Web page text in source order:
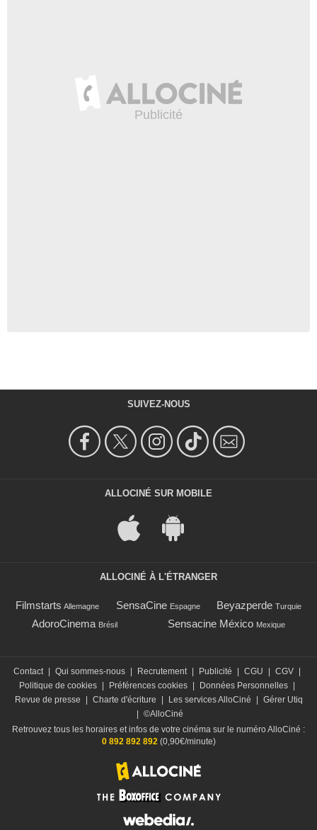
SUIVEZ-NOUS
ALLOCINÉ SUR MOBILE
ALLOCINÉ À L'ÉTRANGER
Filmstarts Allemagne SensaCine Espagne Beyazperde Turquie
AdoroCinema Brésil Sensacine México Mexique
Contact Qui sommes-nous Recrutement Publicité CGU CGV
Politique de cookies
Préférences cookies Données Personnelles
Revue de presse
Charte d'écriture Les services AlloCiné
Gérer Utiq
©AlloCiné
Retrouvez tous les horaires et infos de votre cinéma sur le numéro AlloCiné :
0 892 892 892(0,90€/minute)